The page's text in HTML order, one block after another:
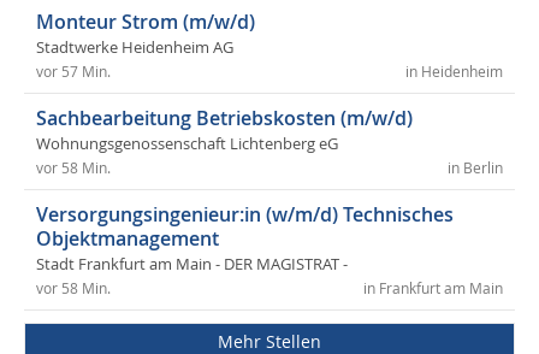
Monteur Strom (m/w/d)
Stadtwerke Heidenheim AG
in Heidenheim
vor 57 Min.
Sachbearbeitung Betriebskosten (m/w/d)
Wohnungsgenossenschaft Lichtenberg eG
in Berlin
vor 58 Min.
Versorgungsingenieur:in (w/m/d) Technisches
Objektmanagement
Stadt Frankfurt am Main - DER MAGISTRAT -
in Frankfurt am Main
vor 58 Min.
Mehr Stellen